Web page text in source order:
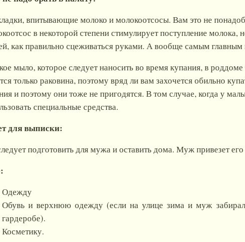
впитывающие молоко и молокоотсосы. Вам это не
в некоторой степени стимулирует поступление
как правильно сцеживаться руками. А вообще самым
мыло, которое следует наносить во время купания, в
только раковина, поэтому вряд ли вам захочется обильно
и поэтому они тоже не пригодятся. В том случае, когда у
специальные средства.
для выписки:
подготовить для мужа и оставить дома. Муж привезет
Одежду
Обувь и верхнюю одежду (если на улице зима и муж
гардеробе).
Косметику.